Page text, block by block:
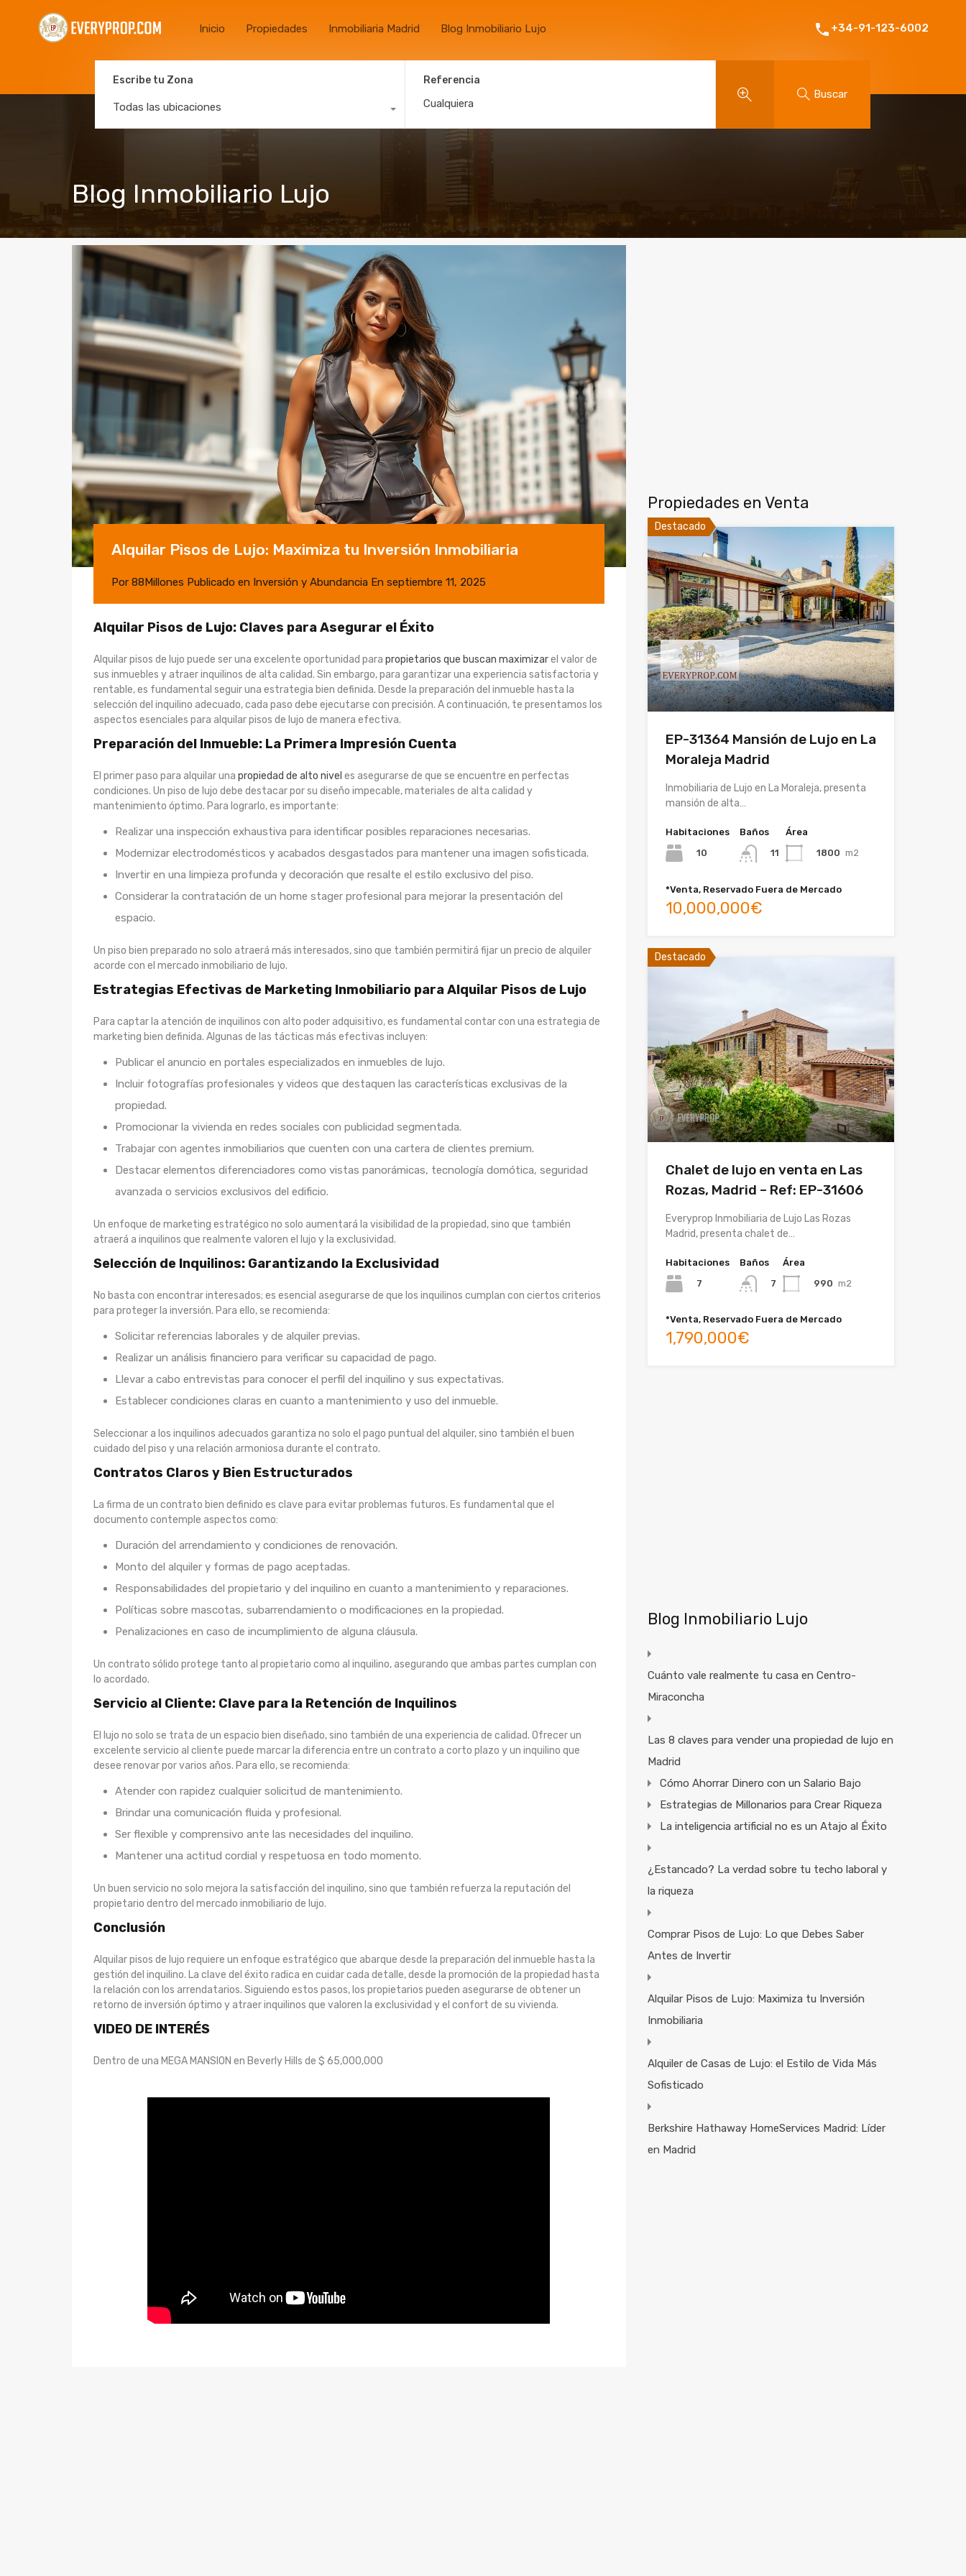
Inicio Propiedades Inmobiliaria Madrid Blog Inmobiliario Lujo +34-91-123-6002
Escribe tu Zona
Todas las ubicaciones
Referencia
Buscar
Blog Inmobiliario Lujo
Alquilar Pisos de Lujo: Maximiza tu Inversión Inmobiliaria
Por 88Millones Publicado en Inversión y Abundancia En septiembre 11, 2025
Alquilar Pisos de Lujo: Claves para Asegurar el Éxito
Alquilar pisos de lujo puede ser una excelente oportunidad para propietarios que buscan maximizarel valor de
sus inmuebles y atraer inquilinos de alta calidad. Sin embargo, para garantizar una experiencia satisfactoria y
rentable, es fundamental seguir una estrategia bien definida. Desde la preparación del inmueble hasta la
selección del inquilino adecuado, cada paso debe ejecutarse con precisión. A continuación, te presentamos los
aspectos esenciales para alquilar pisos de lujo de manera efectiva.
Preparación del Inmueble: La Primera Impresión Cuenta
El primer paso para alquilar una propiedad de alto nivel es asegurarse de que se encuentre en perfectas
condiciones. Un piso de lujo debe destacar por su diseño impecable, materiales de alta calidad y
mantenimiento óptimo. Para lograrlo, es importante:
Realizar una inspección exhaustiva para identificar posibles reparaciones necesarias.
Modernizar electrodomésticos y acabados desgastados para mantener una imagen sofisticada.
Invertir en una limpieza profunda y decoración que resalte el estilo exclusivo del piso.
Considerar la contratación de un home stager profesional para mejorar la presentación del
espacio.
Un piso bien preparado no solo atraerá más interesados, sino que también permitirá fijar un precio de alquiler
acorde con el mercado inmobiliario de lujo.
Estrategias Efectivas de Marketing Inmobiliario para Alquilar Pisos de Lujo
Para captar la atención de inquilinos con alto poder adquisitivo, es fundamental contar con una estrategia de
marketing bien definida. Algunas de las tácticas más efectivas incluyen:
Publicar el anuncio en portales especializados en inmuebles de lujo.
Incluir fotografías profesionales y videos que destaquen las características exclusivas de la
propiedad.
Promocionar la vivienda en redes sociales con publicidad segmentada.
Trabajar con agentes inmobiliarios que cuenten con una cartera de clientes premium.
Destacar elementos diferenciadores como vistas panorámicas, tecnología domótica, seguridad
avanzada o servicios exclusivos del edificio.
Un enfoque de marketing estratégico no solo aumentará la visibilidad de la propiedad, sino que también
atraerá a inquilinos que realmente valoren el lujo y la exclusividad.
Selección de Inquilinos: Garantizando la Exclusividad
No basta con encontrar interesados; es esencial asegurarse de que los inquilinos cumplan con ciertos criterios
para proteger la inversión. Para ello, se recomienda:
Solicitar referencias laborales y de alquiler previas.
Realizar un análisis financiero para verificar su capacidad de pago.
Llevar a cabo entrevistas para conocer el perfil del inquilino y sus expectativas.
Establecer condiciones claras en cuanto a mantenimiento y uso del inmueble.
Seleccionar a los inquilinos adecuados garantiza no solo el pago puntual del alquiler, sino también el buen
cuidado del piso y una relación armoniosa durante el contrato.
Contratos Claros y Bien Estructurados
La firma de un contrato bien definido es clave para evitar problemas futuros. Es fundamental que el
documento contemple aspectos como:
Duración del arrendamiento y condiciones de renovación.
Monto del alquiler y formas de pago aceptadas.
Responsabilidades del propietario y del inquilino en cuanto a mantenimiento y reparaciones.
Políticas sobre mascotas, subarrendamiento o modificaciones en la propiedad.
Penalizaciones en caso de incumplimiento de alguna cláusula.
Un contrato sólido protege tanto al propietario como al inquilino, asegurando que ambas partes cumplan con
lo acordado.
Servicio al Cliente: Clave para la Retención de Inquilinos
El lujo no solo se trata de un espacio bien diseñado, sino también de una experiencia de calidad. Ofrecer un
excelente servicio al cliente puede marcar la diferencia entre un contrato a corto plazo y un inquilino que
desee renovar por varios años. Para ello, se recomienda:
Atender con rapidez cualquier solicitud de mantenimiento.
Brindar una comunicación fluida y profesional.
Ser flexible y comprensivo ante las necesidades del inquilino.
Mantener una actitud cordial y respetuosa en todo momento.
Un buen servicio no solo mejora la satisfacción del inquilino, sino que también refuerza la reputación del
propietario dentro del mercado inmobiliario de lujo.
Conclusión
Alquilar pisos de lujo requiere un enfoque estratégico que abarque desde la preparación del inmueble hasta la
gestión del inquilino. La clave del éxito radica en cuidar cada detalle, desde la promoción de la propiedad hasta
la relación con los arrendatarios. Siguiendo estos pasos, los propietarios pueden asegurarse de obtener un
retorno de inversión óptimo y atraer inquilinos que valoren la exclusividad y el confort de su vivienda.
VIDEO DE INTERÉS
Dentro de una MEGA MANSION en Beverly Hills de $ 65,000,000
Propiedades en Venta
Destacado
EP-31364 Mansión de Lujo en La
Moraleja Madrid
Inmobiliaria de Lujo en La Moraleja, presenta
mansión de alta…
Habitaciones
10
Baños
11
Área
1800 m2
*Venta, Reservado Fuera de Mercado
10,000,000€
Destacado
Chalet de lujo en venta en Las
Rozas, Madrid – Ref: EP-31606
Everyprop Inmobiliaria de Lujo Las Rozas
Madrid, presenta chalet de…
Habitaciones
7
Baños
7
Área
990 m2
*Venta, Reservado Fuera de Mercado
1,790,000€
Blog Inmobiliario Lujo
Cuánto vale realmente tu casa en Centro-
Miraconcha
Las 8 claves para vender una propiedad de lujo en
Madrid
Cómo Ahorrar Dinero con un Salario Bajo
Estrategias de Millonarios para Crear Riqueza
La inteligencia artificial no es un Atajo al Éxito
¿Estancado? La verdad sobre tu techo laboral y
la riqueza
Comprar Pisos de Lujo: Lo que Debes Saber
Antes de Invertir
Alquilar Pisos de Lujo: Maximiza tu Inversión
Inmobiliaria
Alquiler de Casas de Lujo: el Estilo de Vida Más
Sofisticado
Berkshire Hathaway HomeServices Madrid: Líder
en Madrid